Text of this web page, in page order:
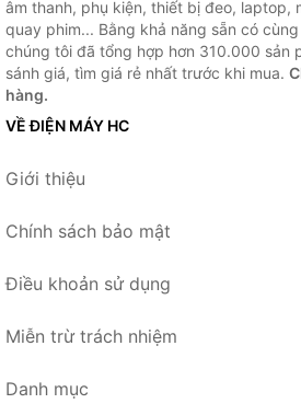
âm thanh, phụ kiện, thiết bị đeo, laptop,
quay phim... Bằng khả năng sẵn có
chúng tôi đã tổng hợp hơn 310.000 sản
sánh giá, tìm giá rẻ nhất trước khi mua.
hàng.
VỀ ĐIỆN MÁY HC
Giới thiệu
Chính sách bảo mật
Điều khoản sử dụng
Miễn trừ trách nhiệm
Danh mục